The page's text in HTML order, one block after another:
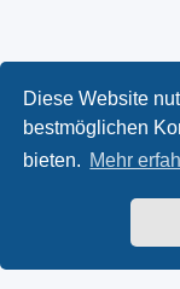
Diese Website
bestmöglichen
bieten. Mehr